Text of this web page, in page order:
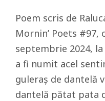
Poem scris de
Mornin’ Poets #97,
septembrie 2024,
a fi numit acel
guleraș de dantelă
dantelă pătat pata